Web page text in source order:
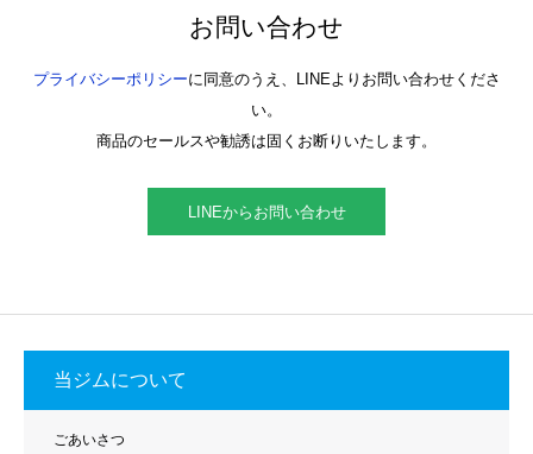
お問い合わせ
プライバシーポリシーに同意のうえ、LINEよりお問い合わせくださ
い。
商品のセールスや勧誘は固くお断りいたします。
LINEからお問い合わせ
当ジムについて
ごあいさつ